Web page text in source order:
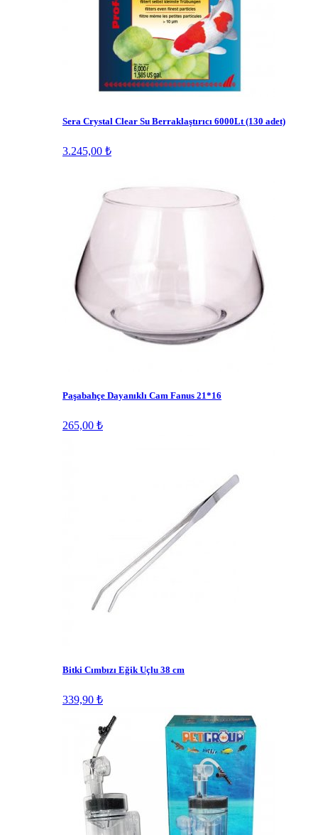
Sera Crystal Clear Su Berraklaştırıcı 6000Lt (130 adet)
3.245,00 ₺
Paşabahçe Dayanıklı Cam Fanus 21*16
265,00 ₺
Bitki Cımbızı Eğik Uçlu 38 cm
339,90 ₺